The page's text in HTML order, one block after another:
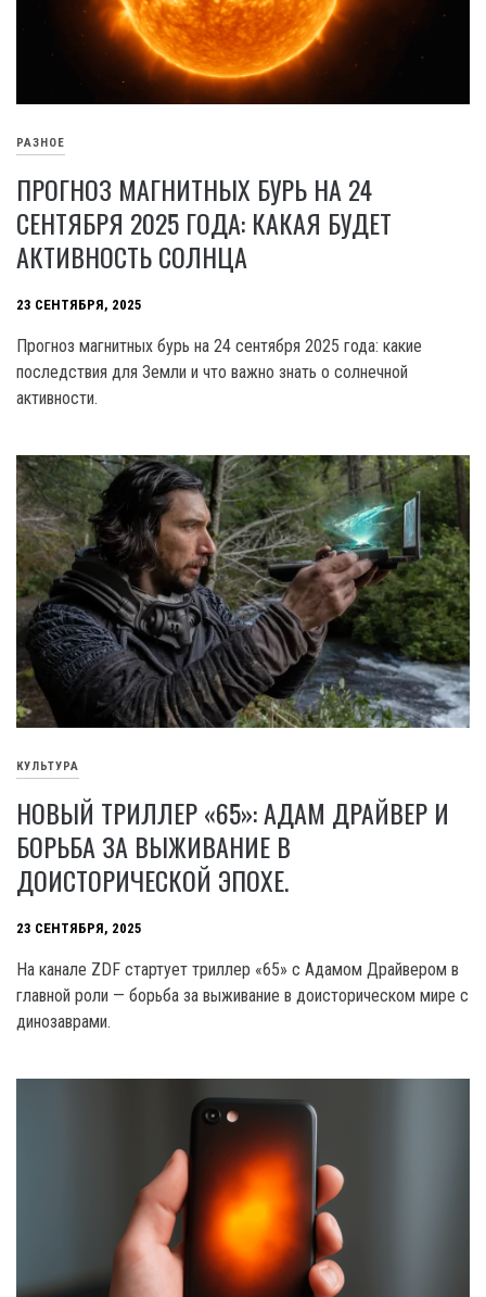
РАЗНОЕ
ПРОГНОЗ МАГНИТНЫХ БУРЬ НА 24
СЕНТЯБРЯ 2025 ГОДА: КАКАЯ БУДЕТ
АКТИВНОСТЬ СОЛНЦА
23 СЕНТЯБРЯ, 2025
Прогноз магнитных бурь на 24 сентября 2025 года: какие
последствия для Земли и что важно знать о солнечной
активности.
КУЛЬТУРА
НОВЫЙ ТРИЛЛЕР «65»: АДАМ ДРАЙВЕР И
БОРЬБА ЗА ВЫЖИВАНИЕ В
ДОИСТОРИЧЕСКОЙ ЭПОХЕ.
23 СЕНТЯБРЯ, 2025
На канале ZDF стартует триллер «65» с Адамом Драйвером в
главной роли — борьба за выживание в доисторическом мире с
динозаврами.